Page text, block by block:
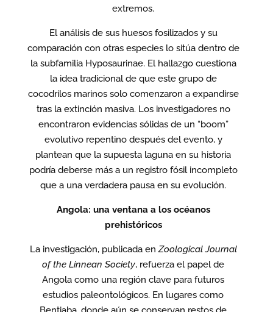
extremos.
El análisis de sus huesos fosilizados y su
comparación con otras especies lo sitúa dentro de
la subfamilia Hyposaurinae. El hallazgo cuestiona
la idea tradicional de que este grupo de
cocodrilos marinos solo comenzaron a expandirse
tras la extinción masiva. Los investigadores no
encontraron evidencias sólidas de un “boom”
evolutivo repentino después del evento, y
plantean que la supuesta laguna en su historia
podría deberse más a un registro fósil incompleto
que a una verdadera pausa en su evolución.
Angola: una ventana a los océanos
prehistóricos
La investigación, publicada enZoological Journal
of the Linnean Society, refuerza el papel de
Angola como una región clave para futuros
estudios paleontológicos. En lugares como